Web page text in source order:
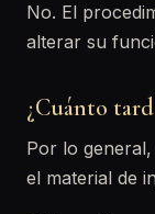
No. El
alterar su
¿Cuánto
Por lo
el material de